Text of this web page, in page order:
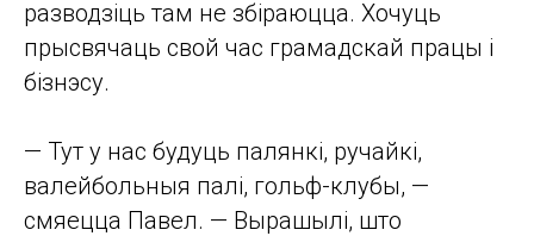
разводзіць там не збіраюцца. Хочуць
прысвячаць свой час грамадскай працы і
бізнэсу.
— Тут у нас будуць палянкі, ручайкі,
валейбольныя палі, гольф-клубы, —
смяецца Павел. — Вырашылі, што